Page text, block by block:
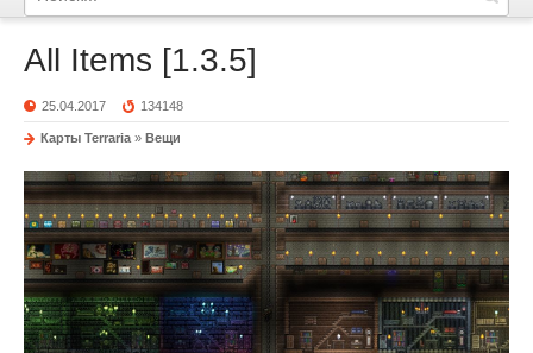
All Items [1.3.5]
25.04.2017 134148
Карты Terraria » Вещи